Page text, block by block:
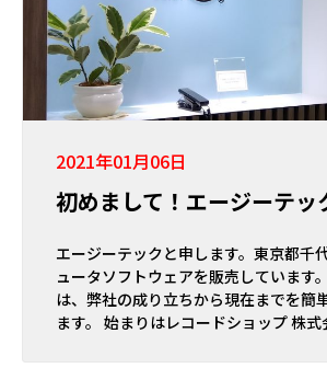
2021年01月06日
初めまして！エージーテッ
エージーテックと申します。東京都千
ュータソフトウェアを販売しています
は、弊社の成り立ちから現在までを簡
ます。 始まりはレコードショップ 株